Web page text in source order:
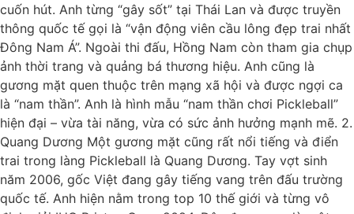
cuốn hút. Anh từng “gây sốt” tại Thái Lan và được truyền
thông quốc tế gọi là “vận động viên cầu lông đẹp trai nhất
Đông Nam Á”. Ngoài thi đấu, Hồng Nam còn tham gia chụp
ảnh thời trang và quảng bá thương hiệu. Anh cũng là
gương mặt quen thuộc trên mạng xã hội và được ngợi ca
là “nam thần”. Anh là hình mẫu “nam thần chơi Pickleball”
hiện đại – vừa tài năng, vừa có sức ảnh hưởng mạnh mẽ. 2.
Quang Dương Một gương mặt cũng rất nổi tiếng và điển
trai trong làng Pickleball là Quang Dương. Tay vợt sinh
năm 2006, gốc Việt đang gây tiếng vang trên đấu trường
quốc tế. Anh hiện nằm trong top 10 thế giới và từng vô